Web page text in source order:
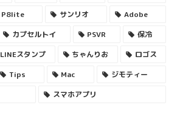
P8lite サンリオ
Adobe
カプセルトイ PSVR
保冷
LINEスタンプ ちゃんりお
ロゴス
Tips Mac
ジモティー
スマホアプリ